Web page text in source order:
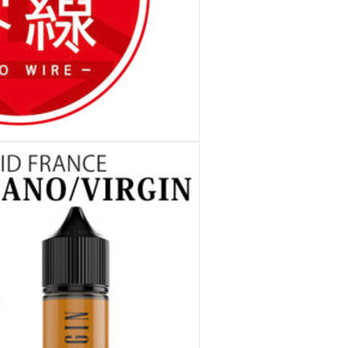
RDL Kit - MUTED RTA
MUTED RTA
Diamond Cut Kit - MUTED RTA